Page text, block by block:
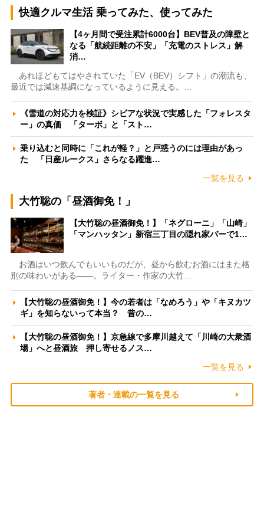
快適クルマ生活 乗ってみた、使ってみた
【4ヶ月間で受注累計6000台】BEV普及の障壁と
なる「航続距離の不安」「充電のストレス」解
消…
あれほどもてはやされていた「EV（BEV）シフト」の潮流も、
最近では減速基調になっているように見える。…
《雪道の対応力を検証》シビアな状況で実感した「フォレスタ
ー」の真価 「ターボ」と「スト…
乗り込むと同時に「これが軽？」と戸惑うのには理由があっ
た 「日産ルークス」さらなる躍進…
一覧を見る
大竹聡の「昼酒御免！」
【大竹聡の昼酒御免！】「ネグローニ」「山崎」
「マンハッタン」新宿三丁目の隠れ家バーで1…
お酒はいつ飲んでもいいものだが、昼から飲むお酒にはまた格
別の味わいがある――。ライター・作家の大竹…
【大竹聡の昼酒御免！】今の若者は「なめろう」や「キヌカツ
ギ」を知らないって本当？ 昔の…
【大竹聡の昼酒御免！】京急線で多摩川越えて「川崎の大衆酒
場」へと昼酒旅 押し寄せるノス…
一覧を見る
著者・連載の一覧を見る